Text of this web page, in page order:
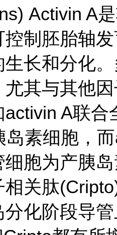
Activin A
制胚胎轴
长和分化
其与其他
A联
岛素细胞，
胞为产胰
关肽
分化阶段导